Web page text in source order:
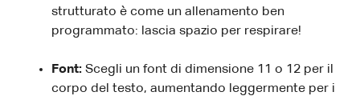
strutturato è come un allenamento ben
programmato: lascia spazio per respirare!
Font: Scegli un font di dimensione 11 o 12 per il
corpo del testo, aumentando leggermente per i